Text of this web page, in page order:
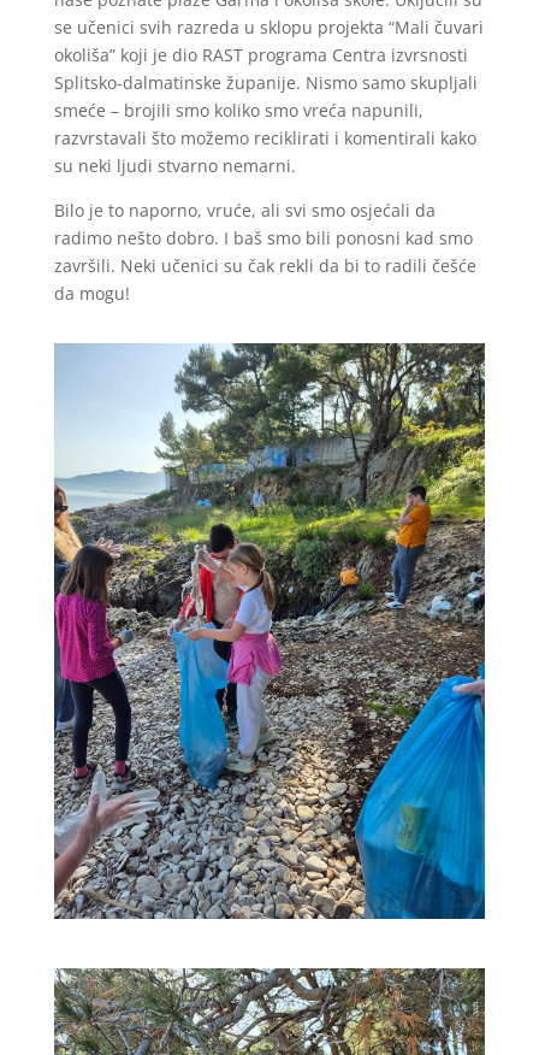
se učenici svih razreda u sklopu projekta “Mali čuvari
okoliša” koji je dio RAST programa Centra izvrsnosti
Splitsko-dalmatinske županije. Nismo samo skupljali
smeće – brojili smo koliko smo vreća napunili,
razvrstavali što možemo reciklirati i komentirali kako
su neki ljudi stvarno nemarni.
Bilo je to naporno, vruće, ali svi smo osjećali da
radimo nešto dobro. I baš smo bili ponosni kad smo
završili. Neki učenici su čak rekli da bi to radili češće
da mogu!